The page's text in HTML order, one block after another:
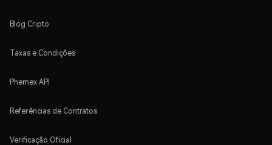
Blog Cripto
Taxas e Condições
Phemex API
Referências de Contratos
Verificação Oficial